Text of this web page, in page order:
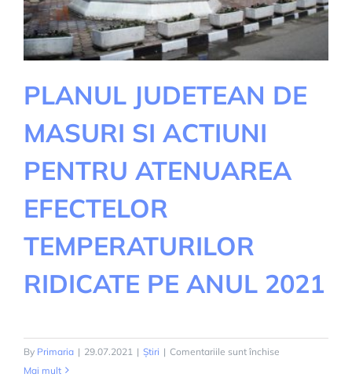
PLANUL JUDETEAN DE
MASURI SI ACTIUNI
PENTRU ATENUAREA
EFECTELOR
TEMPERATURILOR
RIDICATE PE ANUL 2021
By Primaria | 29.07.2021 | Știri | Comentariile sunt închise
Mai mult